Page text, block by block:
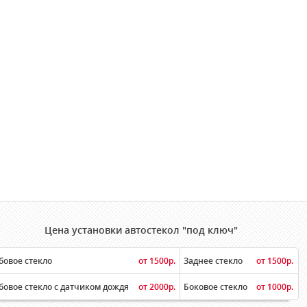
Цена установки автостекол "под ключ"
стекло от 1500р. Заднее стекло от 1500р.
стекло с датчиком дождя от 2000р. Боковое стекло от 1000р.